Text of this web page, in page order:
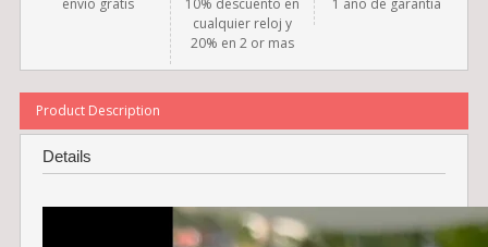
envío gratis
10% descuento en
cualquier reloj y
20% en 2 or mas
1 año de garantía
Product Description
Details